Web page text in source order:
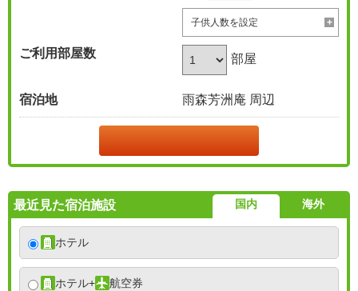
子供人数を設定
ご利用部屋数 部屋
宿泊地 雨森芳洲庵 周辺
最近見た宿泊施設 国内 海外
ホテル
ホテル+ 航空券